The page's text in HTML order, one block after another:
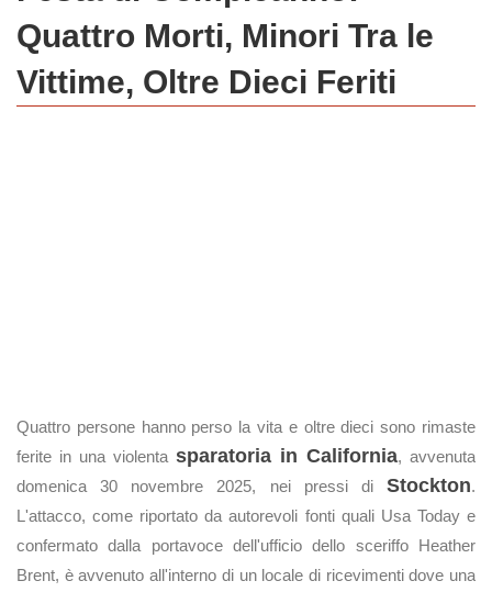
Quattro Morti, Minori Tra le
Vittime, Oltre Dieci Feriti
Quattro persone hanno perso la vita e oltre dieci sono rimaste
ferite in una violenta sparatoria in California, avvenuta
domenica 30 novembre 2025, nei pressi di Stockton.
L'attacco, come riportato da autorevoli fonti quali Usa Today e
confermato dalla portavoce dell'ufficio dello sceriffo Heather
Brent, è avvenuto all'interno di un locale di ricevimenti dove una